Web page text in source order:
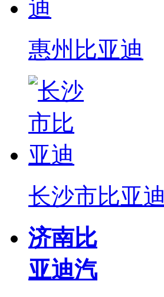
惠州比亚迪
长沙市比亚迪
济南比
亚迪汽